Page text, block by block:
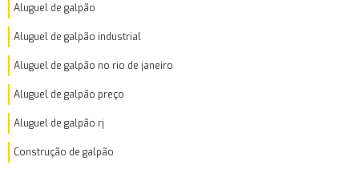
Aluguel de galpão
Aluguel de galpão industrial
Aluguel de galpão no rio de janeiro
Aluguel de galpão preço
Aluguel de galpão rj
Construção de galpão